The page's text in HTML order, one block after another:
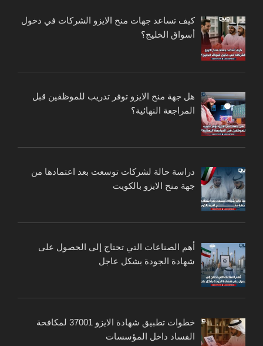
كيف تساعد جهات منح الايزو الشركات في دخول
أسواق الخليج؟
هل جهة منح الايزو توفر تدريب للموظفين قبل
المراجعة النهائية؟
دراسة حالة لشركات توسعت بعد اعتمادها من
جهة منح الايزو بالكويت
أهم الصناعات التي تحتاج إلى الحصول على
شهادة الجودة بشكل عاجل
خطوات تطبيق شهادة الايزو 37001 لمكافحة
الفساد داخل المؤسسات